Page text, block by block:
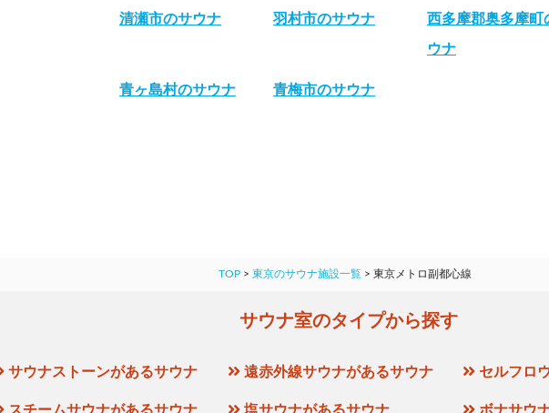
清瀬市のサウナ 羽村市のサウナ
西多摩郡奥多摩町
ウナ
青ヶ島村のサウナ 青梅市のサウナ
TOP > 東京のサウナ施設一覧 > 東京メトロ副都心線
サウナ室のタイプから探す
サウナストーンがあるサウナ 遠赤外線サウナがあるサウナ セルフロ